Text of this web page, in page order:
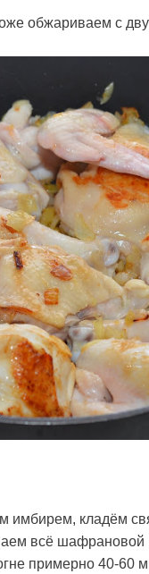
обжариваем с
имбирем, кладём
всё
примерно 40-60